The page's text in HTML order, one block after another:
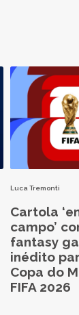
Luca Tremonti
Cartola
campo’
fantasy
inédito
Copa do
FIFA 2026